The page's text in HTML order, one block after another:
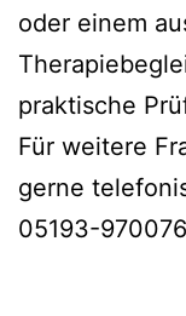
oder einem
praktische
Für weitere
gerne
05193-970076